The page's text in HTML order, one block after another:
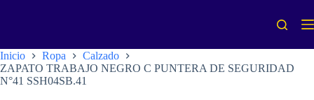
Inicio Ropa
Calzado
ZAPATO TRABAJO NEGRO C PUNTERA DE SEGURIDAD
N°41 SSH04SB.41